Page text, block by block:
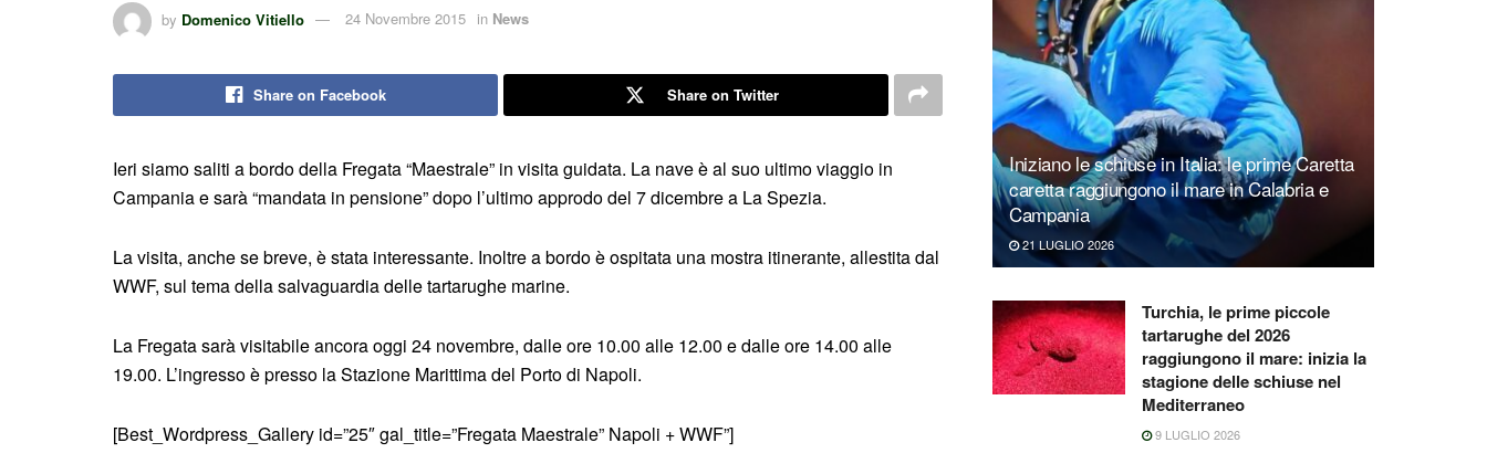
by Domenico Vitiello 24 Novembre 2015 in News
Share on Facebook Share on Twitter
Ieri siamo saliti a bordo della Fregata “Maestrale” in visita guidata. La nave è al suo ultimo viaggio in
Campania e sarà “mandata in pensione” dopo l’ultimo approdo del 7 dicembre a La Spezia.
La visita, anche se breve, è stata interessante. Inoltre a bordo è ospitata una mostra itinerante, allestita dal
WWF, sul tema della salvaguardia delle tartarughe marine.
La Fregata sarà visitabile ancora oggi 24 novembre, dalle ore 10.00 alle 12.00 e dalle ore 14.00 alle
19.00. L’ingresso è presso la Stazione Marittima del Porto di Napoli.
[Best_Wordpress_Gallery id=”25″ gal_title=”Fregata Maestrale” Napoli + WWF”]
Iniziano le schiuse in Italia: le prime Caretta
caretta raggiungono il mare in Calabria e
Campania
21 LUGLIO 2026
Turchia, le prime piccole
tartarughe del 2026
raggiungono il mare: inizia la
stagione delle schiuse nel
Mediterraneo
9 LUGLIO 2026